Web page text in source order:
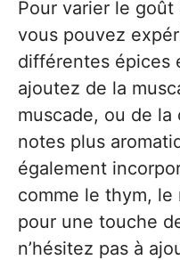
Pour varier le goût
vous pouvez
différentes épices
ajoutez de la
muscade, ou de
notes plus
également
comme le thym, le
pour une touche
n’hésitez pas à